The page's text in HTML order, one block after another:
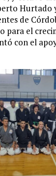
Hurtado
de
para el
con el